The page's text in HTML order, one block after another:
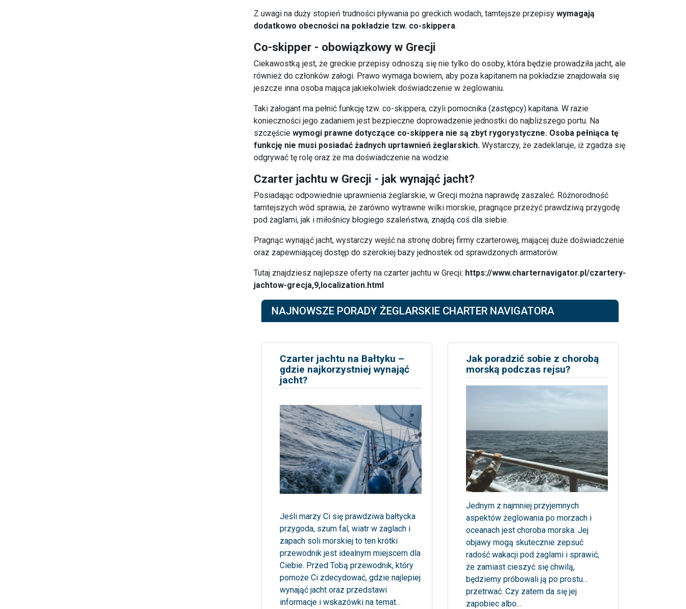
Z uwagi na duży stopień trudności pływania po greckich wodach, tamtejsze przepisy wymagają
dodatkowo obecności na pokładzie tzw. co-skippera.
Co-skipper - obowiązkowy w Grecji
Ciekawostką jest, że greckie przepisy odnoszą się nie tylko do osoby, która będzie prowadziła jacht, ale
również do członków załogi. Prawo wymaga bowiem, aby poza kapitanem na pokładzie znajdowała się
jeszcze inna osoba mająca jakiekolwiek doświadczenie w żeglowaniu.
Taki załogant ma pełnić funkcję tzw. co-skippera, czyli pomocnika (zastępcy) kapitana. W razie
konieczności jego zadaniem jest bezpieczne doprowadzenie jednostki do najbliższego portu. Na
szczęście wymogi prawne dotyczące co-skippera nie są zbyt rygorystyczne. Osoba pełniąca tę
funkcję nie musi posiadać żadnych uprtawnień żeglarskich. Wystarczy, że zadeklaruje, iż zgadza się
odgrywać tę rolę oraz że ma doświadczenie na wodzie.
Czarter jachtu w Grecji - jak wynająć jacht?
Posiadając odpowiednie uprawnienia żeglarskie, w Grecji można naprawdę zaszaleć. Różnorodność
tamtejszych wód sprawia, że zarówno wytrawne wilki morskie, pragnące przeżyć prawdziwą przygodę
pod żaglami, jak i miłośnicy błogiego szaleństwa, znajdą coś dla siebie.
Pragnąc wynająć jacht, wystarczy wejść na stronę dobrej firmy czarterowej, mającej duże doświadczenie
oraz zapewniającej dostęp do szerokiej bazy jednostek od sprawdzonych armatorów.
Tutaj znajdziesz najlepsze oferty na czarter jachtu w Grecji: https://www.charternavigator.pl/czartery-
jachtow-grecja,9,localization.html
NAJNOWSZE PORADY ŻEGLARSKIE CHARTER NAVIGATORA
Czarter jachtu na Bałtyku –
gdzie najkorzystniej wynająć
jacht?
Jeśli marzy Ci się prawdziwa bałtycka
przygoda, szum fal, wiatr w żaglach i
zapach soli morskiej to ten krótki
przewodnik jest idealnym miejscem dla
Ciebie. Przed Tobą przewodnik, który
pomoże Ci zdecydować, gdzie najlepiej
wynająć jacht oraz przedstawi
informacje i wskazówki na temat...
Jak poradzić sobie z chorobą
morską podczas rejsu?
Jednym z najmniej przyjemnych
aspektów żeglowania po morzach i
oceanach jest choroba morska. Jej
objawy mogą skutecznie zepsuć
radość wakacji pod żaglami i sprawić,
że zamiast cieszyć się chwilą,
będziemy próbowali ją po prostu…
przetrwać. Czy zatem da się jej
zapobiec albo...